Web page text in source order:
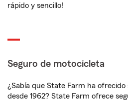
rápido y sencillo!
Seguro de motocicleta
¿Sabía que State Farm ha
desde 1962? State Farm ofrece